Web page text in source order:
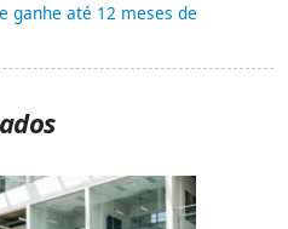
ganhe até 12 meses de